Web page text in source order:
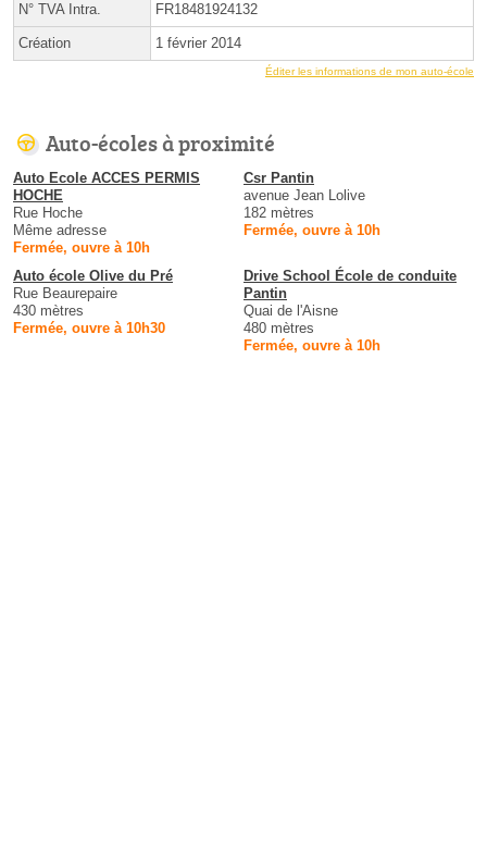
N° TVA Intra. FR18481924132
Création 1 février 2014
Éditer les informations de mon auto-école
Auto-écoles à proximité
Auto Ecole ACCES PERMIS
HOCHE
Rue Hoche
Même adresse
Fermée, ouvre à 10h
Csr Pantin
avenue Jean Lolive
182 mètres
Fermée, ouvre à 10h
Auto école Olive du Pré
Rue Beaurepaire
430 mètres
Fermée, ouvre à 10h30
Drive School École de conduite
Pantin
Quai de l'Aisne
480 mètres
Fermée, ouvre à 10h